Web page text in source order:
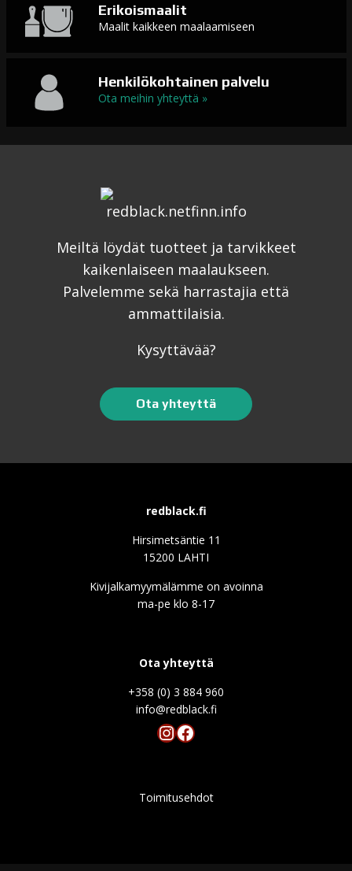
Erikoismaalit
Maalit kaikkeen maalaamiseen
Henkilökohtainen palvelu
Ota meihin yhteyttä »
Meiltä löydät tuotteet ja tarvikkeet
kaikenlaiseen maalaukseen.
Palvelemme sekä harrastajia että
ammattilaisia.
Kysyttävää?
Ota yhteyttä
redblack.fi
Hirsimetsäntie 11
15200 LAHTI
Kivijalkamyymälämme on avoinna
ma-pe klo 8-17
Ota yhteyttä
+358 (0) 3 884 960
info@redblack.f
Instagram
Facebook
Toimitusehdot